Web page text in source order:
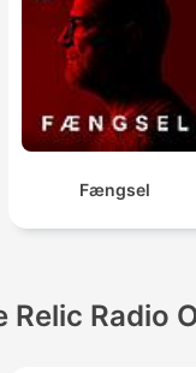
Fængsel
Relic Radio